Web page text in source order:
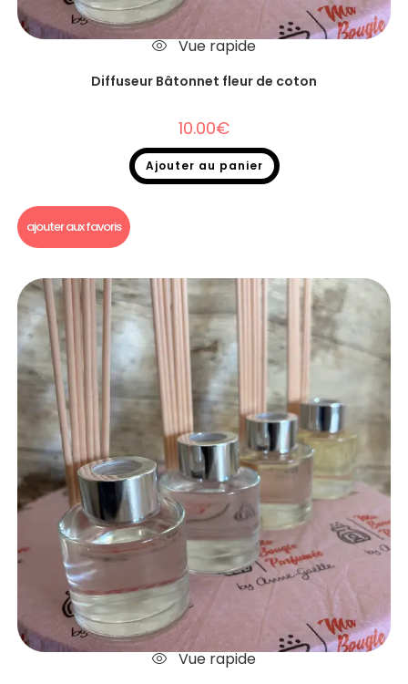
Vue rapide
Diffuseur Bâtonnet fleur de coton
10.00€
Ajouter au panier
ajouter aux favoris
Vue rapide